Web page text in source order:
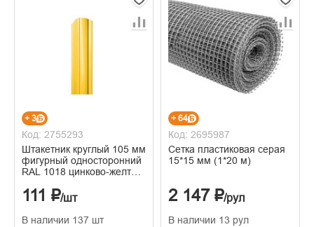
+ 3
Код: 2755293
Штакетник круглый 105 мм
фигурный односторонний
RAL 1018 цинково-желтый
111 ₽/шт
В наличии 137 шт
+ 64
Код: 2695987
Сетка пластиковая серая
15*15 мм (1*20 м)
2 147 ₽/рул
В наличии 13 рул